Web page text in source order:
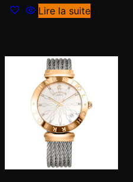
Lire la suite